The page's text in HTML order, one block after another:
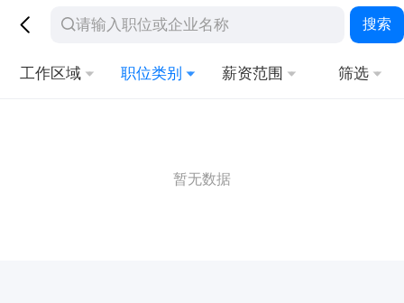
搜索
工作区域 职位类别 薪资范围 筛选
暂无数据